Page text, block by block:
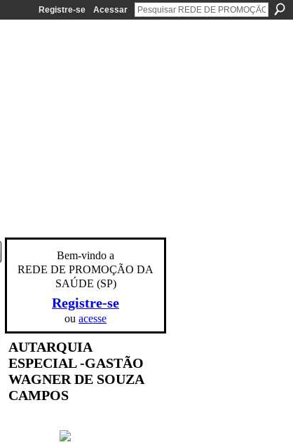
Registre-se Acessar
Bem-vindo a
REDE DE PROMOÇÃO DA
SAÚDE (SP)
Registre-se
ou acesse
AUTARQUIA
ESPECIAL -GASTÃO
WAGNER DE SOUZA
CAMPOS